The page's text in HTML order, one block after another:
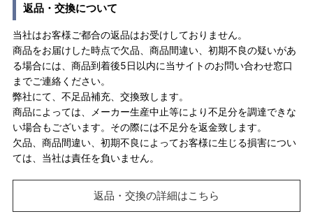
返品・交換について
当社はお客様ご都合の返品はお受けしておりません。
商品をお届けした時点で欠品、商品間違い、初期不良の疑いがあ
る場合には、商品到着後5日以内に当サイトのお問い合わせ窓口
までご連絡ください。
弊社にて、不足品補充、交換致します。
商品によっては、メーカー生産中止等により不足分を調達できな
い場合もございます。その際には不足分を返金致します。
欠品、商品間違い、初期不良によってお客様に生じる損害につい
ては、当社は責任を負いません。
返品・交換の詳細はこちら